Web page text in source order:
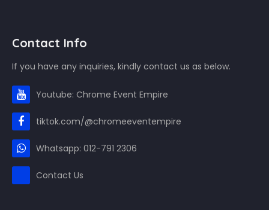
Contact Info
If you have any inquiries, kindly contact us as below.
Youtube: Chrome Event Empire
tiktok.com/@chromeeventempire
Whatsapp: 012-791 2306
Contact Us